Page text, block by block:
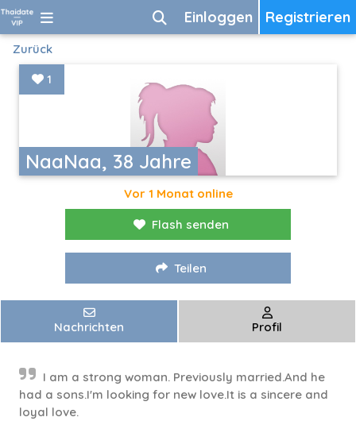
Registrieren
Einloggen
Zurück
NaaNaa, 38 Jahre
1
Vor 1 Monat online
Flash senden
Teilen
Nachrichten Profil
I am a strong woman. Previously married.And he
had a sons.I'm looking for new love.It is a sincere and
loyal love.